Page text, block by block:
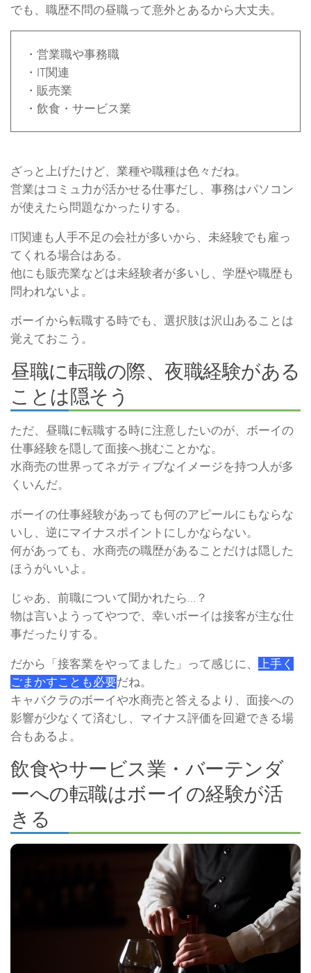
でも、職歴不問の昼職って意外とあるから大丈夫。
・営業職や事務職
・IT関連
・販売業
・飲食・サービス業
ざっと上げたけど、業種や職種は色々だね。
営業はコミュ力が活かせる仕事だし、事務はパソコン
が使えたら問題なかったりする。
IT関連も人手不足の会社が多いから、未経験でも雇っ
てくれる場合はある。
他にも販売業などは未経験者が多いし、学歴や職歴も
問われないよ。
ボーイから転職する時でも、選択肢は沢山あることは
覚えておこう。
昼職に転職の際、夜職経験がある
ことは隠そう
ただ、昼職に転職する時に注意したいのが、ボーイの
仕事経験を隠して面接へ挑むことかな。
水商売の世界ってネガティブなイメージを持つ人が多
くいんだ。
ボーイの仕事経験があっても何のアピールにもならな
いし、逆にマイナスポイントにしかならない。
何があっても、水商売の職歴があることだけは隠した
ほうがいいよ。
じゃあ、前職について聞かれたら…？
物は言いようってやつで、幸いボーイは接客が主な仕
事だったりする。
だから「接客業をやってました」って感じに、 上手く
ごまかすことも必要だね。
キャバクラのボーイや水商売と答えるより、面接への
影響が少なくて済むし、マイナス評価を回避できる場
合もあるよ。
飲食やサービス業・バーテンダ
ーへの転職はボーイの経験が活
きる